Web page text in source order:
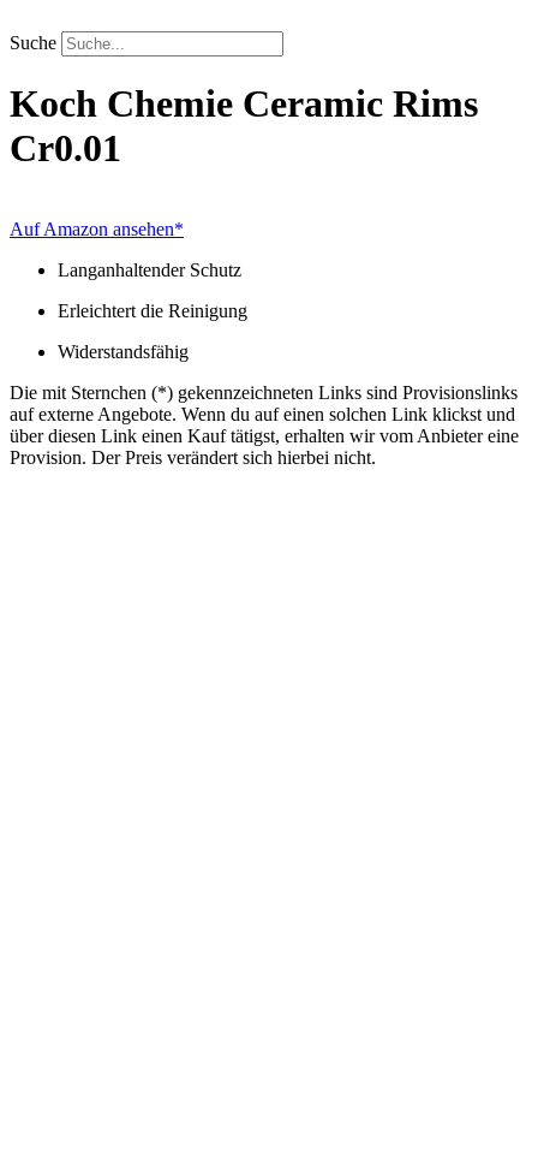
Inhalt
springen
Suche
Koch Chemie Ceramic Rims
Cr0.01
Auf Amazon ansehen*
Langanhaltender Schutz
Erleichtert die Reinigung
Widerstandsfähig
Die mit Sternchen (*) gekennzeichneten Links sind Provisionslinks
auf externe Angebote. Wenn du auf einen solchen Link klickst und
über diesen Link einen Kauf tätigst, erhalten wir vom Anbieter eine
Provision. Der Preis verändert sich hierbei nicht.